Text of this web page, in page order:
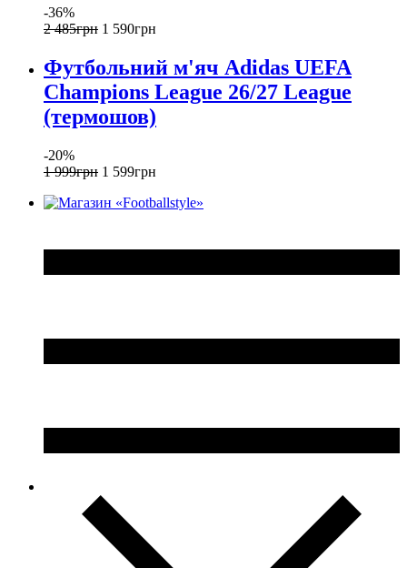
-36%
2 485грн 1 590грн
Футбольний м'яч Adidas UEFA
Champions League 26/27 League
(термошов)
-20%
1 999грн 1 599грн